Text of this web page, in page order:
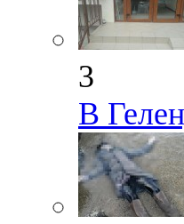
3
В